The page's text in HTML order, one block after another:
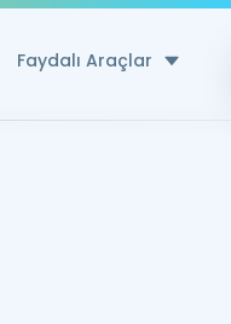
Faydalı Araçlar